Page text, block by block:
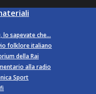
lo sapevate che…
folklore italiano
della Rai
alla radio
Sport